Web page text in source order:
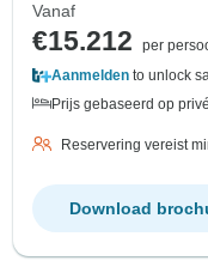
Vanaf
€15.212
per
Aanmelden to unlock
Prijs gebaseerd op
Reservering vereist
Download